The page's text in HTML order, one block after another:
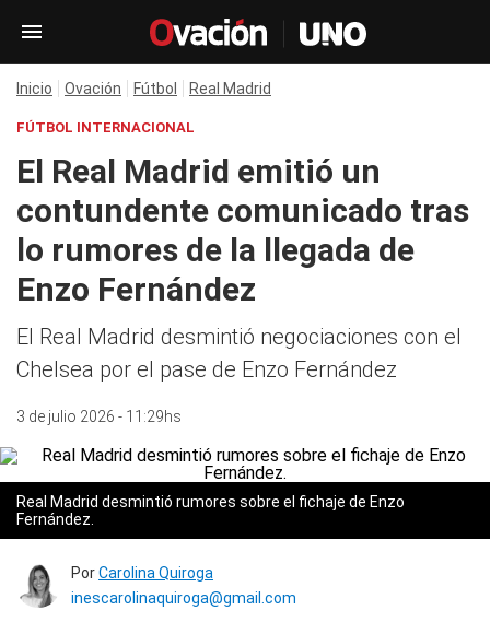
Inicio Ovación Fútbol Real Madrid
FÚTBOL INTERNACIONAL
El Real Madrid emitió un
contundente comunicado tras
lo rumores de la llegada de
Enzo Fernández
El Real Madrid desmintió negociaciones con el
Chelsea por el pase de Enzo Fernández
3 de julio 2026 - 11:29hs
Real Madrid desmintió rumores sobre el fichaje de Enzo
Fernández.
PorCarolina Quiroga
inescarolinaquiroga@gmail.com